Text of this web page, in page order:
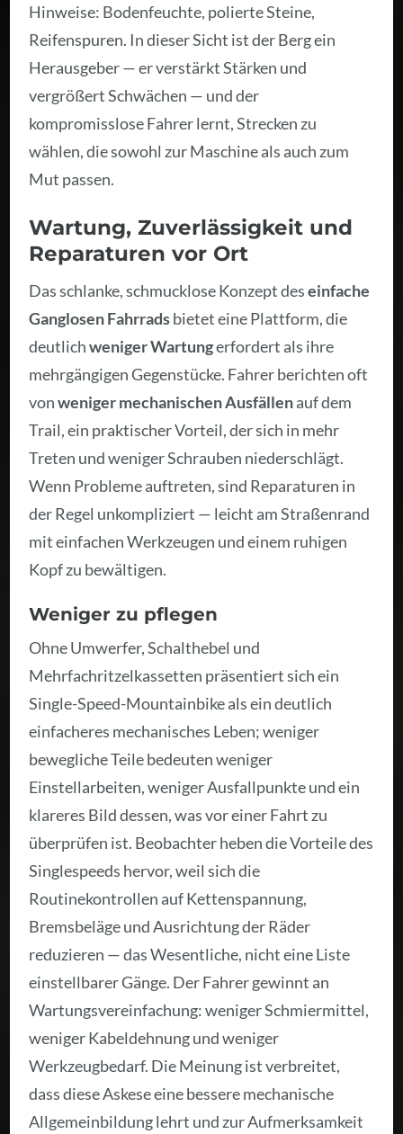
Hinweise: Bodenfeuchte, polierte Steine,
Reifenspuren. In dieser Sicht ist der Berg ein
Herausgeber — er verstärkt Stärken und
vergrößert Schwächen — und der
kompromisslose Fahrer lernt, Strecken zu
wählen, die sowohl zur Maschine als auch zum
Mut passen.
Wartung, Zuverlässigkeit und
Reparaturen vor Ort
Das schlanke, schmucklose Konzept deseinfache
Ganglosen Fahrradsbietet eine Plattform, die
deutlichweniger Wartungerfordert als ihre
mehrgängigen Gegenstücke. Fahrer berichten oft
vonweniger mechanischen Ausfällenauf dem
Trail, ein praktischer Vorteil, der sich in mehr
Treten und weniger Schrauben niederschlägt.
Wenn Probleme auftreten, sind Reparaturen in
der Regel unkompliziert — leicht am Straßenrand
mit einfachen Werkzeugen und einem ruhigen
Kopf zu bewältigen.
Weniger zu pflegen
Ohne Umwerfer, Schalthebel und
Mehrfachritzelkassetten präsentiert sich ein
Single-Speed-Mountainbike als ein deutlich
einfacheres mechanisches Leben; weniger
bewegliche Teile bedeuten weniger
Einstellarbeiten, weniger Ausfallpunkte und ein
klareres Bild dessen, was vor einer Fahrt zu
überprüfen ist. Beobachter heben die Vorteile des
Singlespeeds hervor, weil sich die
Routinekontrollen auf Kettenspannung,
Bremsbeläge und Ausrichtung der Räder
reduzieren — das Wesentliche, nicht eine Liste
einstellbarer Gänge. Der Fahrer gewinnt an
Wartungsvereinfachung: weniger Schmiermittel,
weniger Kabeldehnung und weniger
Werkzeugbedarf. Die Meinung ist verbreitet,
dass diese Askese eine bessere mechanische
Allgemeinbildung lehrt und zur Aufmerksamkeit